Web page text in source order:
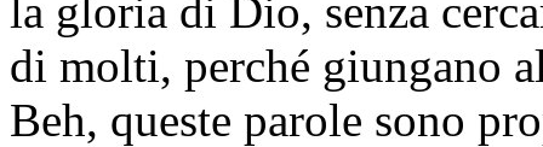
la gloria di Dio, senza
di molti, perché giungano
Beh, queste parole sono